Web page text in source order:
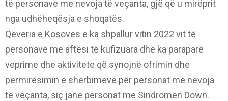
të personave me nevoja të veçanta, gjë që u mirëprit
nga udhëheqësja e shoqatës.
Qeveria e Kosovës e ka shpallur vitin 2022 vit të
personave me aftësi të kufizuara dhe ka paraparë
veprime dhe aktivitete që synojnë ofrimin dhe
përmirësimin e shërbimeve për personat me nevoja
të veçanta, siç janë personat me Sindromën Down.